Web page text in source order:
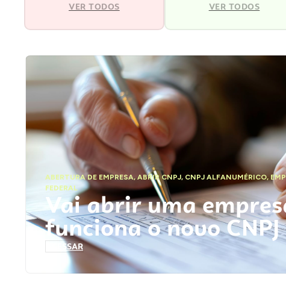
VER TODOS VER TODOS
ABERTURA DE EMPRESA,ABRIR CNPJ, CNPJ ALFANUMÉRICO,
FEDERAL
Vai abrir uma
funciona o novo
ACESSAR